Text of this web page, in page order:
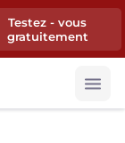
Testez - vous
gratuitement